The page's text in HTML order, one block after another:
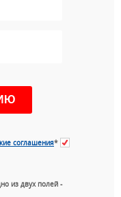
соглашения*
из двух полей -